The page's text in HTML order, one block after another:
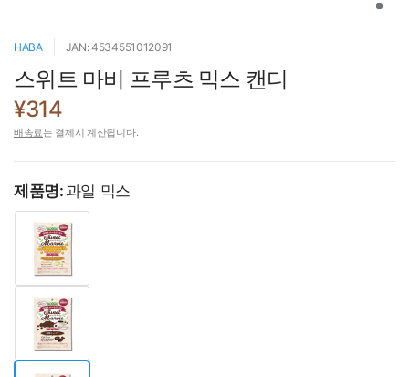
HABA JAN: 4534551012091
스위트 마비 프루츠 믹스 캔디
¥314
배송료는 결제시 계산됩니다.
제품명: 과일 믹스